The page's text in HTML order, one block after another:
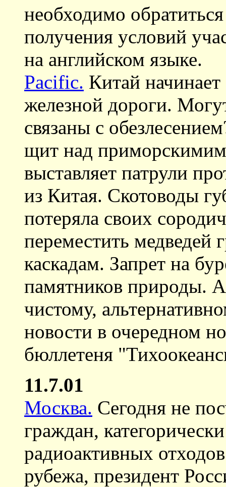
необходимо
получения условий
на английском языке.
Pacific. Китай начинает
железной дороги.
связаны с
щит над
выставляет патрули
из Китая. Скотоводы
потеряла своих
переместить медведей
каскадам. Запрет на
памятников природы.
чистому,
новости в очередном
бюллетеня
11.7.01
Москва. Сегодня не
граждан,
радиоактивных
рубежа, президент